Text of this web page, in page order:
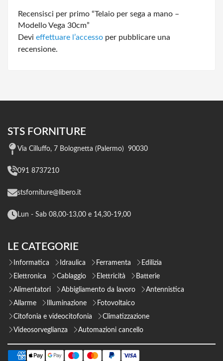
Recensisci per primo “Telaio per sega a mano –
Modello Vega 30cm”
Devi effettuare l’accesso per pubblicare una
recensione.
STS FORNITURE
Via Cilluffo, 7 Bolognetta (Palermo) 90030
091 8737210
stsforniture@libero.it
Lun - Sab 08,00-13,00 e 14,30-19,00
LE CATEGORIE
Informatica Idraulica Ferramenta
Edilizia
Elettronica
Cablaggio Elettricità
Batterie
Alimentatori
Abbigliamento da lavoro
Antennistica
Allarme
Illuminazione
Fotovoltaico
Citofonia e videocitofonia
Climatizzazione
Videosorveglianza
Automazioni cancello